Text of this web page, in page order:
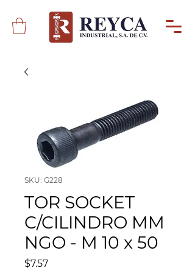
SKU: G228
TOR SOCKET
C/CILINDRO MM
NGO - M 10 x 50
$7.57Precio